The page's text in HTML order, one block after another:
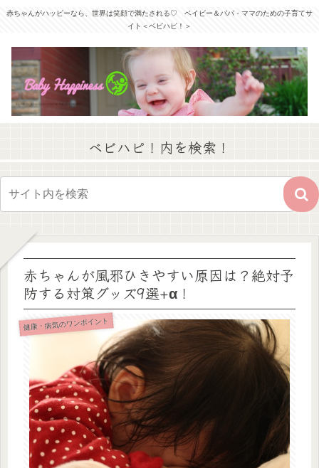
赤ちゃんがハッピーなら、世界は笑顔で満たされる♡ ベイビー＆パパ・ママのための子育てサ
イト＜ベビハピ！＞
ベビハピ！内を検索！
赤ちゃんが風邪ひきやすい原因は？絶対予
防する対策グッズ9選+α！
健康・病気のワンポイント